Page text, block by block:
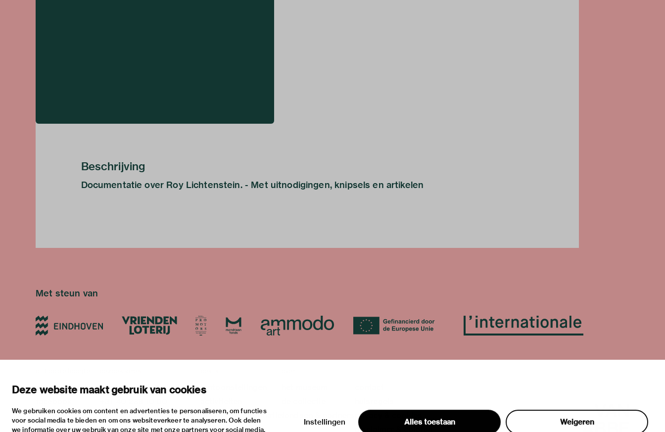
Deze website maakt gebruik van cookies
We gebruiken cookies om content en advertenties te personaliseren, om functies
voor social media te bieden en om ons websiteverkeer te analyseren. Ook delen
we informatie over uw gebruik van onze site met onze partners voor social media,
Alles toestaan Weigeren
Instellingen
Beschrijving
Documentatie over Roy Lichtenstein. - Met uitnodigingen, knipsels en artikelen
Met steun van
nieuwsbrief
instagram
twitter
stratumsedijk 2 eindhoven
info@vanabbemuseum.nl
tentoonstellingen
praktische informatie
privacy & cookies
disclaimer & colofon